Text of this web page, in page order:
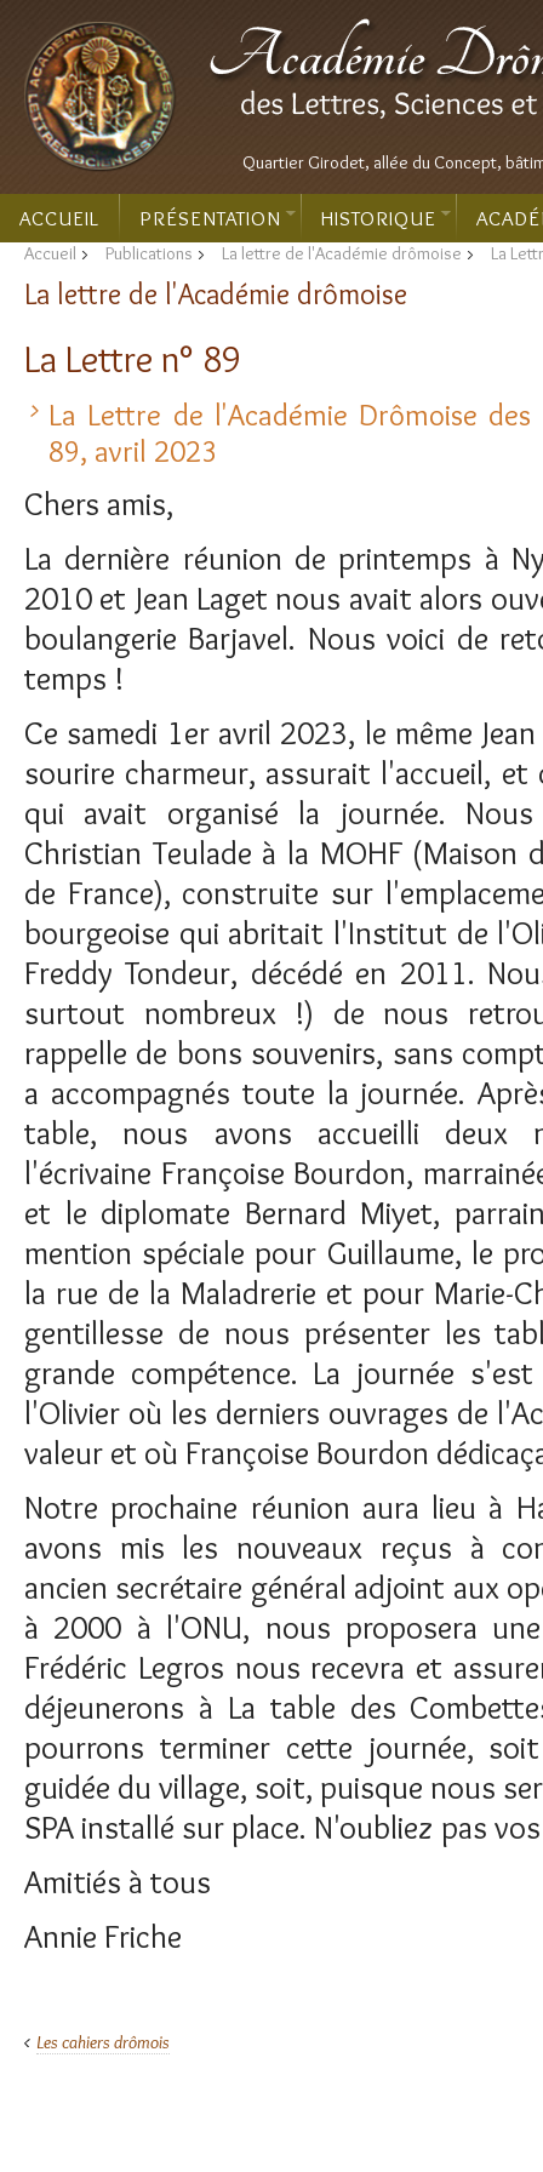
Quartier Girodet, allée du Concept,
ACCUEIL PRÉSENTATION HISTORIQUE
Accueil > Publications > La lettre de l'Académie drômoise > La
La lettre de l'Académie drômoise
La Lettre n° 89
La Lettre de l'Académie Drômoise
89, avril 2023
Chers amis,
La dernière réunion de printemps à
2010 et Jean Laget nous avait alors
boulangerie Barjavel. Nous voici de
temps !
Ce samedi 1er avril 2023, le même
sourire charmeur, assurait l'accueil,
qui avait organisé la journée.
Christian Teulade à la MOHF (Maison
de France), construite sur
bourgeoise qui abritait l'Institut de
Freddy Tondeur, décédé en 2011.
surtout nombreux !) de nous
rappelle de bons souvenirs, sans
a accompagnés toute la journée.
table, nous avons accueilli deux
l'écrivaine Françoise Bourdon,
et le diplomate Bernard Miyet,
mention spéciale pour Guillaume, le
la rue de la Maladrerie et pour Marie-
gentillesse de nous présenter les
grande compétence. La journée
l'Olivier où les derniers ouvrages de
valeur et où Françoise Bourdon
Notre prochaine réunion aura lieu à
avons mis les nouveaux reçus à
ancien secrétaire général adjoint aux
à 2000 à l'ONU, nous proposera
Frédéric Legros nous recevra et
déjeunerons à La table des
pourrons terminer cette journée,
guidée du village, soit, puisque nous
SPA installé sur place. N'oubliez pas
Amitiés à tous
Annie Friche
Les cahiers drômois